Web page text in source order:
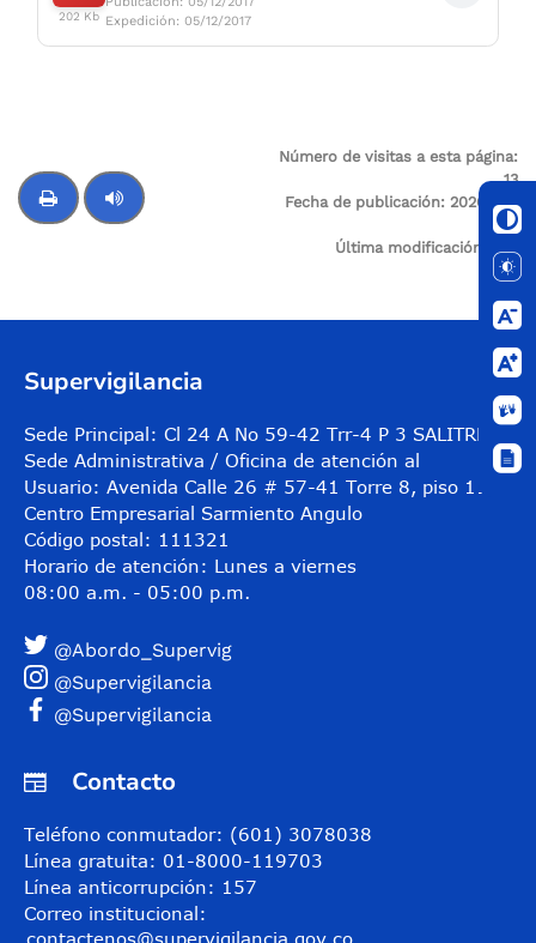
202 Kb Expedición: 05/12/2017
Número de visitas a esta página:
13
Fecha de publicación: 2026-01-
08
Última modificación:
N/A
Supervigilancia
Sede Principal: Cl 24 A No 59-42 Trr-4 P 3 SALITRE
Sede Administrativa / Oficina de atención al
Usuario: Avenida Calle 26 # 57-41 Torre 8, piso 11
Centro Empresarial Sarmiento Angulo
Código postal: 111321
Horario de atención: Lunes a viernes
08:00 a.m. - 05:00 p.m.
@Abordo_Supervig
@Supervigilancia
@Supervigilancia
Contacto
Teléfono conmutador: (601) 3078038
Línea gratuita: 01-8000-119703
Línea anticorrupción: 157
Correo institucional:
contactenos@supervigilancia.gov.co